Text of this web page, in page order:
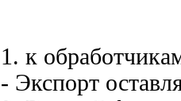
1. к
- Экспорт